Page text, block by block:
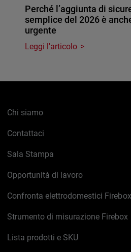
Perché l’aggiunta di
semplice del 2026 è
urgente
Leggi l'articolo
Chi siamo
Contattaci
Sala Stampa
Opportunità di lavoro
Confronta elettrodomestici Firebox
Strumento di misurazione Firebox
Lista prodotti e SKU